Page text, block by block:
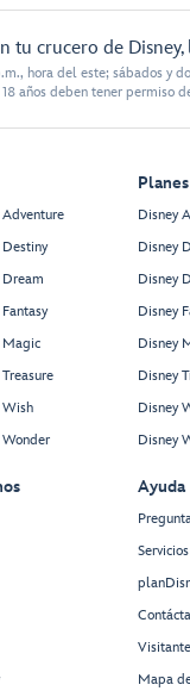
tu crucero de
hora del este; sábados y
años deben tener permiso
Magic
Wish
Disney
Disney
Disney
Disney
Disney
Disney
Disney
Disney
Ayuda
Mapa